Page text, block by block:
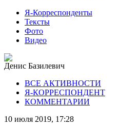
Я-Корреспонденты
Тексты
Фото
Видео
Денис Базилевич
ВСЕ АКТИВНОСТИ
Я-КОРРЕСПОНДЕНТ
КОММЕНТАРИИ
10 июля 2019, 17:28